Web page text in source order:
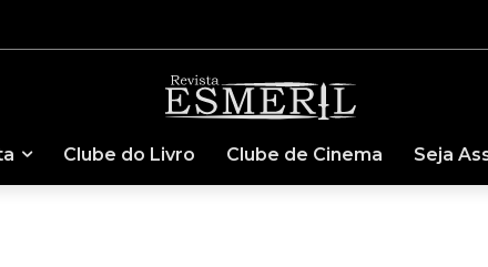
Clube do Livro Clube de Cinema Seja